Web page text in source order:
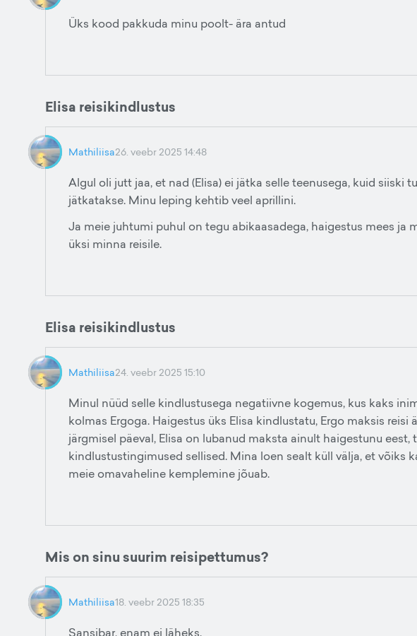
Üks kood pakkuda minu poolt- ära antud
Elisa reisikindlustus
Mathiliisa26. veebr 2025 14:48
Algul oli jutt jaa, et nad (Elisa) ei jätka selle teenusega, kuid siiski
jätkatakse. Minu leping kehtib veel aprillini.
Ja meie juhtumi puhul on tegu abikaasadega, haigestus mees ja
üksi minna reisile.
Elisa reisikindlustus
Mathiliisa24. veebr 2025 15:10
Minul nüüd selle kindlustusega negatiivne kogemus, kus kaks
kolmas Ergoga. Haigestus üks Elisa kindlustatu, Ergo maksis
järgmisel päeval, Elisa on lubanud maksta ainult haigestunu eest,
kindlustustingimused sellised. Mina loen sealt küll välja, et võiks
meie omavaheline kemplemine jõuab.
Mis on sinu suurim reisipettumus?
Mathiliisa18. veebr 2025 18:35
Sansibar, enam ei läheks.